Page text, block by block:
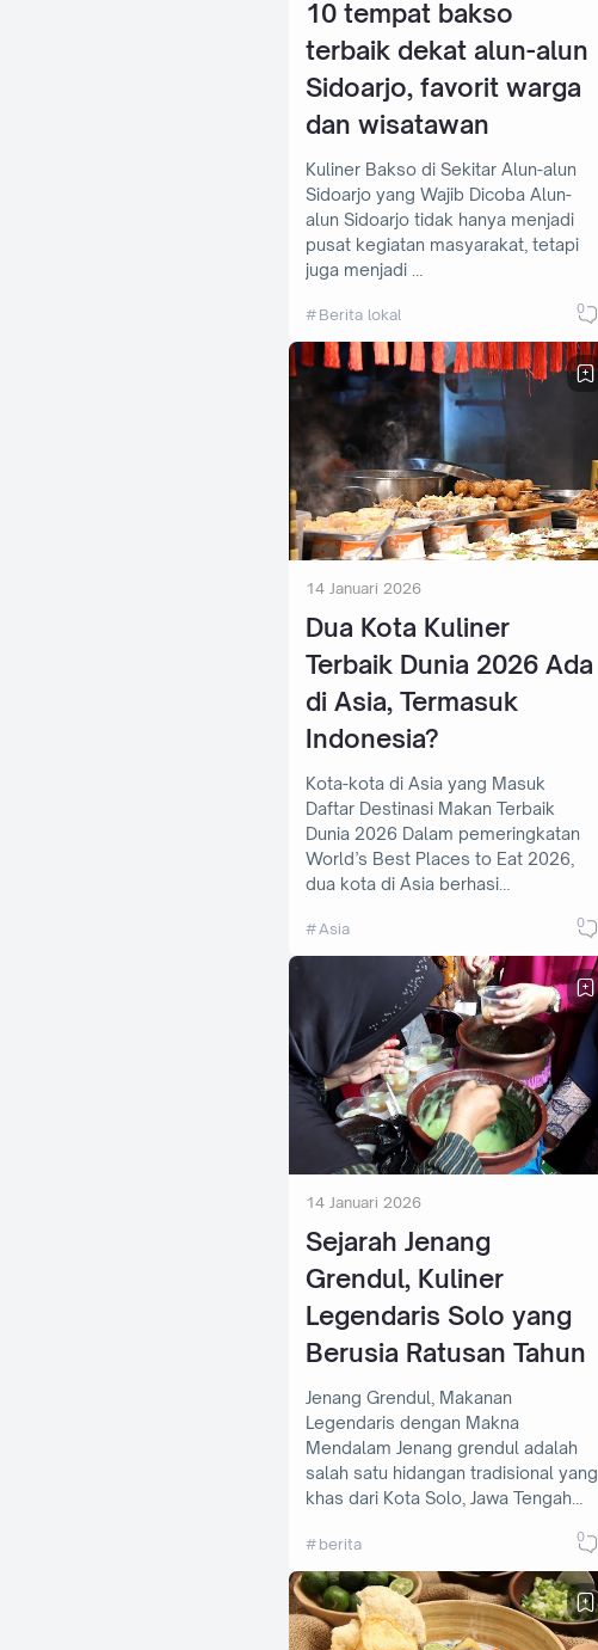
10 tempat bakso
terbaik dekat alun-alun
Sidoarjo, favorit warga
dan wisatawan
Kuliner Bakso di Sekitar Alun-alun
Sidoarjo yang Wajib Dicoba Alun-
alun Sidoarjo tidak hanya menjadi
pusat kegiatan masyarakat, tetapi
juga menjadi …
Berita lokal 0
14 Januari 2026
Dua Kota Kuliner
Terbaik Dunia 2026 Ada
di Asia, Termasuk
Indonesia?
Kota-kota di Asia yang Masuk
Daftar Destinasi Makan Terbaik
Dunia 2026 Dalam pemeringkatan
World’s Best Places to Eat 2026,
dua kota di Asia berhasi…
Asia 0
14 Januari 2026
Sejarah Jenang
Grendul, Kuliner
Legendaris Solo yang
Berusia Ratusan Tahun
Jenang Grendul, Makanan
Legendaris dengan Makna
Mendalam Jenang grendul adalah
salah satu hidangan tradisional yang
khas dari Kota Solo, Jawa Tengah…
berita 0